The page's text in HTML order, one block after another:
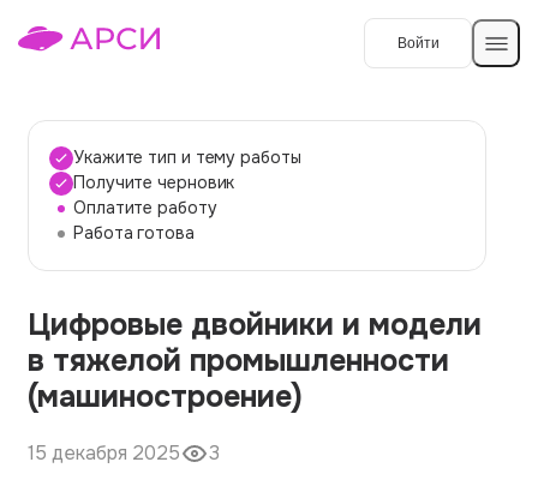
Войти
Темы работ
О сервисе
О компании
Наши гарантии
Вопросы и ответы
Контакты
Укажите тип и тему работы
Получите черновик
Оплатите работу
Работа готова
Цифровые двойники и модели
в тяжелой промышленности
(машиностроение)
15 декабря 2025 3